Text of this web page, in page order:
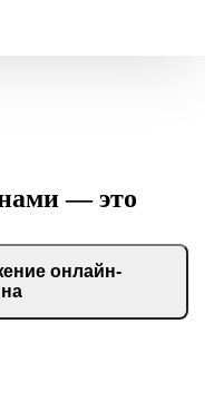
— это
онлайн-